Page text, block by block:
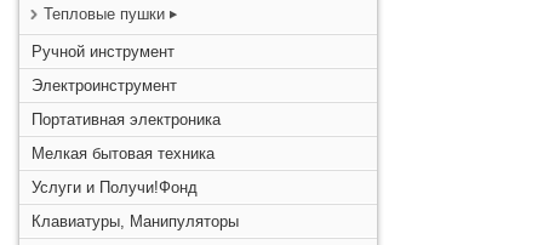
Тепловые пушки
Ручной инструмент
Электроинструмент
Портативная электроника
Мелкая бытовая техника
Услуги и Получи!Фонд
Клавиатуры, Манипуляторы